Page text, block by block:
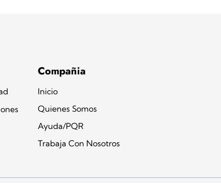
Compañia
Inicio
Quienes Somos
Ayuda/PQR
Trabaja Con Nosotros